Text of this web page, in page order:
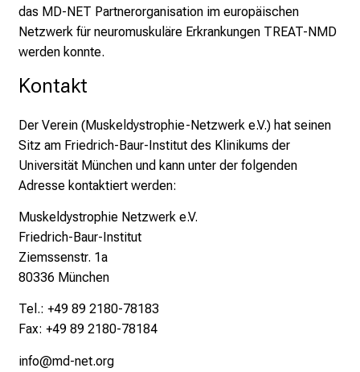
das MD-NET Partnerorganisation im europäischen
Netzwerk für neuromuskuläre Erkrankungen TREAT-NMD
werden konnte.
Kontakt
Der Verein (Muskeldystrophie-Netzwerk e.V.) hat seinen
Sitz am Friedrich-Baur-Institut des Klinikums der
Universität München und kann unter der folgenden
Adresse kontaktiert werden:
Muskeldystrophie Netzwerk e.V.
Friedrich-Baur-Institut
Ziemssenstr. 1a
80336 München
Tel.: +49 89 2180-78183
Fax: +49 89 2180-78184
info@md-net.org